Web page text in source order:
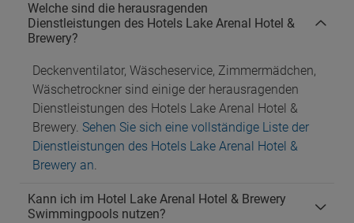
Welche sind die herausragenden
Dienstleistungen des Hotels Lake Arenal Hotel &
Brewery?
Deckenventilator, Wäscheservice, Zimmermädchen,
Wäschetrockner sind einige der herausragenden
Dienstleistungen des Hotels Lake Arenal Hotel &
Brewery. Sehen Sie sich eine vollständige Liste der
Dienstleistungen des Hotels Lake Arenal Hotel &
Brewery an.
Kann ich im Hotel Lake Arenal Hotel & Brewery
Swimmingpools nutzen?